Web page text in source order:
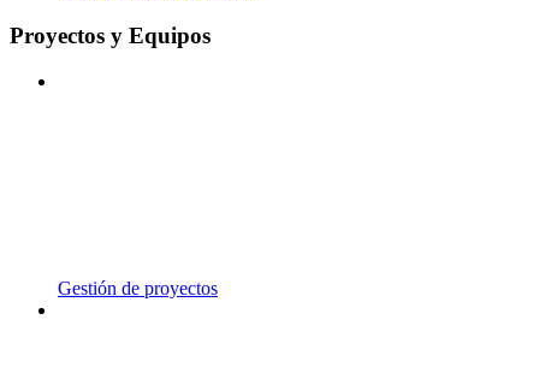
Proyectos y Equipos
Gestión de proyectos